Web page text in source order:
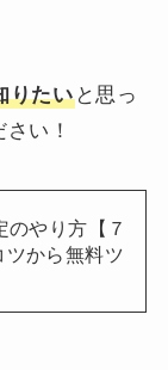
りたいと思っ
い！
のやり方【７
ツから無料ツ